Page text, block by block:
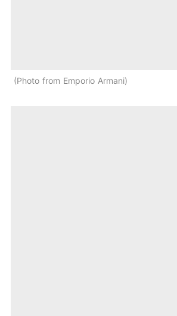
Photo from Emporio Armani